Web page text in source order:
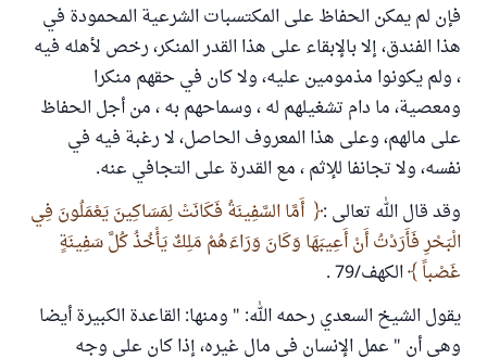
فإن لم يمكن الحفاظ على المكتسبات الشرعية المحمودة في
هذا الفندق، إلا بالإبقاء على هذا القدر المنكر، رخص لأهله فيه
، ولم يكونوا مذمومين عليه، ولا كان في حقهم منكرا
ومعصية، ما دام تشغيلهم له ، وسماحهم به ، من أجل الحفاظ
على مالهم، وعلى هذا المعروف الحاصل، لا رغبة فيه في
نفسه، ولا تجانفا للإثم ، مع القدرة على التجافي عنه.
وقد قال الله تعالى : أَمَّا السَّفِينَةُ فَكَانَتْ لِمَسَاكِينَ يَعْمَلُونَ فِي
الْبَحْرِ فَأَرَدْتُ أَنْ أَعِيبَهَا وَكَانَ وَرَاءَهُمْ مَلِكٌ يَأْخُذُ كُلَّ سَفِينَةٍ
غَصْباً الكهف/79 .
يقول الشيخ السعدي رحمه الله: " ومنها: القاعدة الكبيرة أيضا
وهي أن " عمل الإنسان في مال غيره، إذا كان على وجه